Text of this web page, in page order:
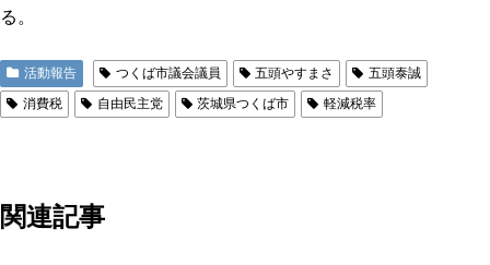
る。
活動報告 つくば市議会議員 五頭やすまさ
五頭泰誠
消費税
自由民主党 茨城県つくば市 軽減税率
関連記事